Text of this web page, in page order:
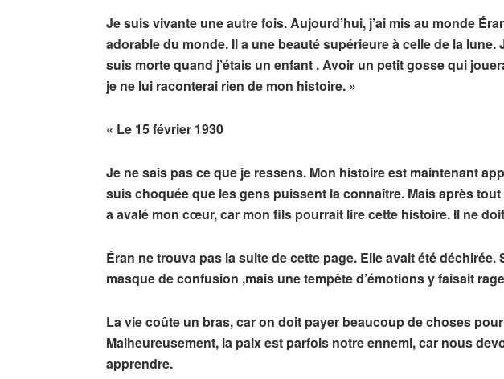
Je suis vivante une autre fois. Aujourd’hui, j’ai mis au monde
adorable du monde. Il a une beauté supérieure à celle de la lune.
suis morte quand j’étais un enfant . Avoir un petit gosse qui
je ne lui raconterai rien de mon histoire. »
« Le 15 février 1930
Je ne sais pas ce que je ressens. Mon histoire est maintenant
suis choquée que les gens puissent la connaître. Mais après
a avalé mon cœur, car mon fils pourrait lire cette histoire. Il ne
Éran ne trouva pas la suite de cette page. Elle avait été déchirée.
masque de confusion ,mais une tempête d’émotions y faisait
La vie coûte un bras, car on doit payer beaucoup de choses
Malheureusement, la paix est parfois notre ennemi, car nous
apprendre.